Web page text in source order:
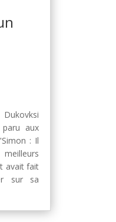
aux
: Il
avait fait
sur sa